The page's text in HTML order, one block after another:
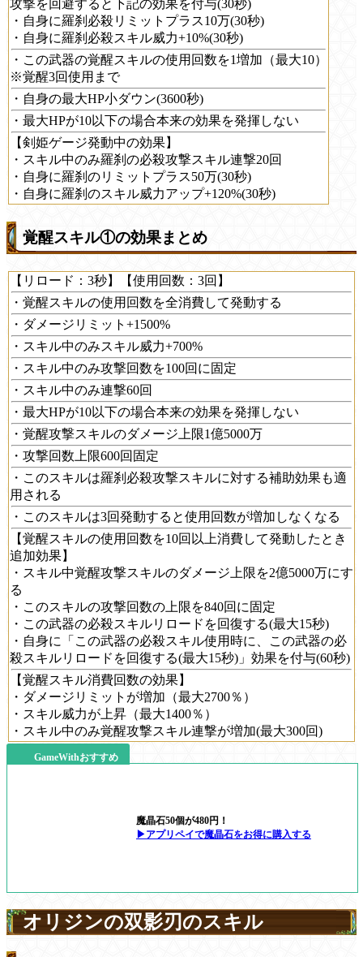
攻撃を回避すると下記の効果を付与(30秒)
・自身に羅刹必殺リミットプラス10万(30秒)
・自身に羅刹必殺スキル威力+10%(30秒)
・この武器の覚醒スキルの使用回数を1増加（最大10）
※覚醒3回使用まで
・自身の最大HP小ダウン(3600秒)
・最大HPが10以下の場合本来の効果を発揮しない
【剣姫ゲージ発動中の効果】
・スキル中のみ羅刹の必殺攻撃スキル連撃20回
・自身に羅刹のリミットプラス50万(30秒)
・自身に羅刹のスキル威力アップ+120%(30秒)
覚醒スキル①の効果まとめ
【リロード：3秒】【使用回数：3回】
・覚醒スキルの使用回数を全消費して発動する
・ダメージリミット+1500%
・スキル中のみスキル威力+700%
・スキル中のみ攻撃回数を100回に固定
・スキル中のみ連撃60回
・最大HPが10以下の場合本来の効果を発揮しない
・覚醒攻撃スキルのダメージ上限1億5000万
・攻撃回数上限600回固定
・このスキルは羅刹必殺攻撃スキルに対する補助効果も適
用される
・このスキルは3回発動すると使用回数が増加しなくなる
【覚醒スキルの使用回数を10回以上消費して発動したとき
追加効果】
・スキル中覚醒攻撃スキルのダメージ上限を2億5000万にす
る
・このスキルの攻撃回数の上限を840回に固定
・この武器の必殺スキルリロードを回復する(最大15秒)
・自身に「この武器の必殺スキル使用時に、この武器の必
殺スキルリロードを回復する(最大15秒)」効果を付与(60秒)
【覚醒スキル消費回数の効果】
・ダメージリミットが増加（最大2700％）
・スキル威力が上昇（最大1400％）
・スキル中のみ覚醒攻撃スキル連撃が増加(最大300回)
GameWithおすすめ
魔晶石50個が480円！
▶アプリペイで魔晶石をお得に購入する
オリジンの双影刃のスキル